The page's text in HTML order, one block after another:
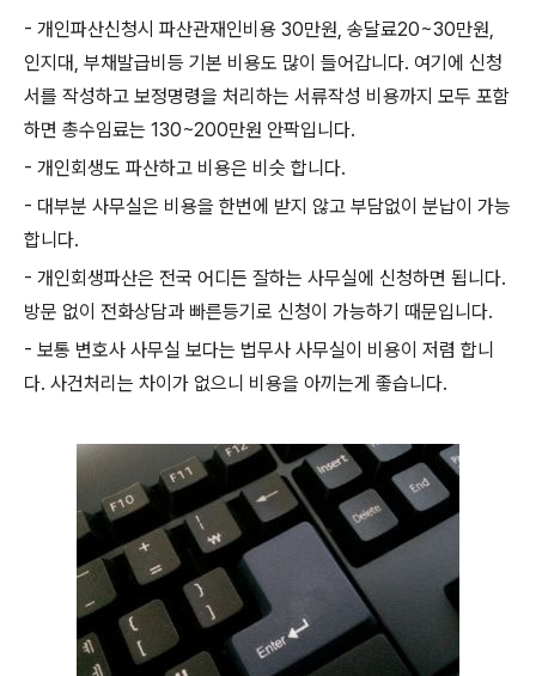
- 개인파산신청시 파산관재인비용 30만원, 송달료20~30만원,
인지대, 부채발급비등 기본 비용도 많이 들어갑니다. 여기에 신청
서를 작성하고 보정명령을 처리하는 서류작성 비용까지 모두 포함
하면 총수임료는 130~200만원 안팍입니다.
- 개인회생도 파산하고 비용은 비슷 합니다.
- 대부분 사무실은 비용을 한번에 받지 않고 부담없이 분납이 가능
합니다.
- 개인회생파산은 전국 어디든 잘하는 사무실에 신청하면 됩니다.
방문 없이 전화상담과 빠른등기로 신청이 가능하기 때문입니다.
- 보통 변호사 사무실 보다는 법무사 사무실이 비용이 저렴 합니
다. 사건처리는 차이가 없으니 비용을 아끼는게 좋습니다.